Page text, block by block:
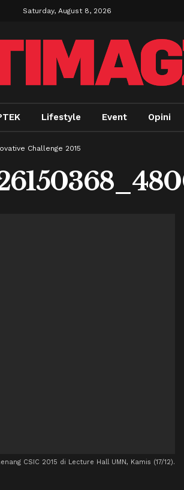
Saturday, August 8, 2026
Lifestyle Event Opini
Challenge 2015
CSIC 2015 di Lecture Hall UMN, Kamis (17/12).